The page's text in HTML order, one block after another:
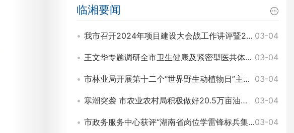
临湘要闻
我市召开2024年项目建设大会战工作讲评暨2025年园区项目建设大会战工作动员会 王文华 刘琦出席 03-04
王文华专题调研全市卫生健康及紧密型医共体建设工作 刘琦参加 03-04
市林业局开展第十二个“世界野生动植物日”主题宣传活动 03-04
寒潮突袭 市农业农村局积极做好20.5万亩油菜田间管理和防寒工作 03-04
市政务服务中心获评“湖南省岗位学雷锋标兵集体”称号03-04